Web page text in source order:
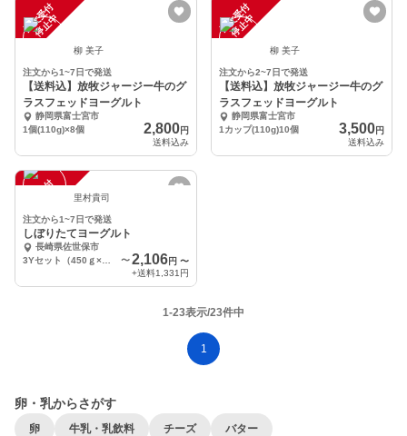
注
文
受
付
停
止
中
柳 美子
注文から1~7日で発送
【送料込】放牧ジャージー牛のグ
ラスフェッドヨーグルト
静岡県富士宮市
1個(110g)×8個
2,800円
送料込み
注
文
受
付
停
止
中
柳 美子
注文から2~7日で発送
【送料込】放牧ジャージー牛のグ
ラスフェッドヨーグルト
静岡県富士宮市
1カップ(110g)10個
3,500円
送料込み
注
文
受
付
停
止 里村貴司
注文から1~7日で発送
しぼりたてヨーグルト
長崎県佐世保市
〜 2,106円 〜
+送料1,331円
1-23表示/23件中
1
卵・乳からさがす
卵 牛乳・乳飲料 チーズ バター